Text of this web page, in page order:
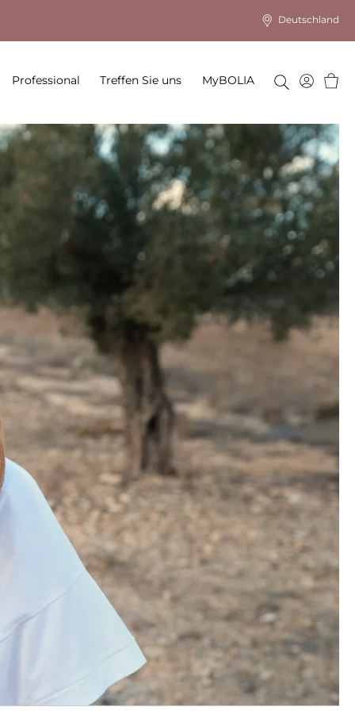
Deutschland
Professional Treffen Sie uns MyBOLIA